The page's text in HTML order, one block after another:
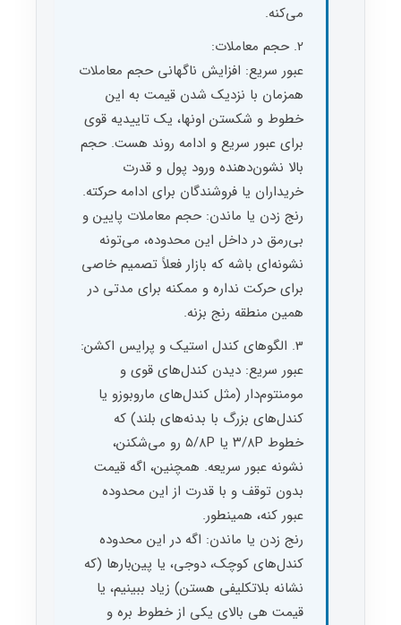
می‌کنه.
2. حجم معاملات:
عبور سریع: افزایش ناگهانی حجم معاملات
همزمان با نزدیک شدن قیمت به این
خطوط و شکستن اونها، یک تاییدیه قوی
برای عبور سریع و ادامه روند هست. حجم
بالا نشون‌دهنده ورود پول و قدرت
خریداران یا فروشندگان برای ادامه حرکته.
رنج زدن یا ماندن: حجم معاملات پایین و
بی‌رمق در داخل این محدوده، می‌تونه
نشونه‌ای باشه که بازار فعلاً تصمیم خاصی
برای حرکت نداره و ممکنه برای مدتی در
همین منطقه رنج بزنه.
3. الگوهای کندل استیک و پرایس اکشن:
عبور سریع: دیدن کندل‌های قوی و
مومنتوم‌دار (مثل کندل‌های ماروبوزو یا
کندل‌های بزرگ با بدنه‌های بلند) که
خطوط ۳/۸P یا ۵/۸P رو می‌شکنن،
نشونه عبور سریعه. همچنین، اگه قیمت
بدون توقف و با قدرت از این محدوده
عبور کنه، همینطور.
رنج زدن یا ماندن: اگه در این محدوده
کندل‌های کوچک، دوجی، یا پین‌بارها (که
نشانه بلاتکلیفی هستن) زیاد ببینیم، یا
قیمت هی بالای یکی از خطوط بره و